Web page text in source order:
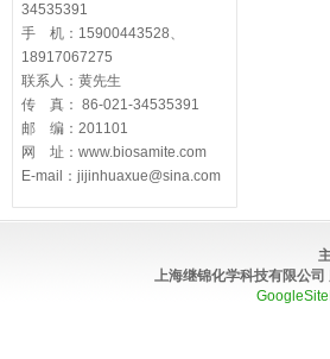
34535391
手 机：15900443528、
18917067275
联系人：黄先生
传 真： 86-021-34535391
邮 编：201101
网 址：www.biosamite.com
E-mail：jijinhuaxue@sina.com
上海继锦化学科技有限公司